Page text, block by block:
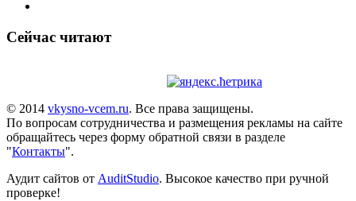
Сейчас читают
© 2014 vkysno-vcem.ru. Все права защищены.
По вопросам сотрудничества и размещения рекламы на сайте
обращайтесь через форму обратной связи в разделе
"Контакты".
Аудит сайтов от AuditStudio. Высокое качество при ручной
проверке!